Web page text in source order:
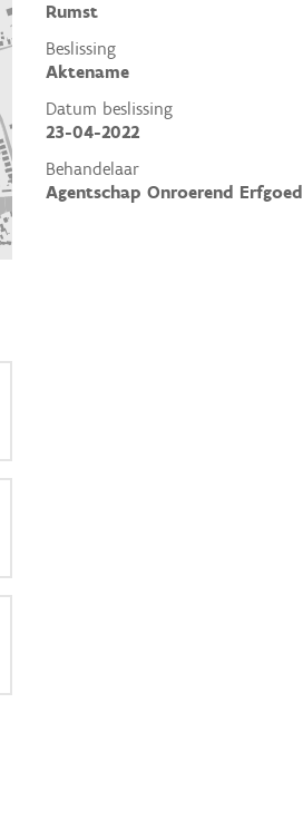
Rumst
Beslissing
Aktename
Datum beslissing
23-04-2022
Behandelaar
Agentschap Onroerend Erfgoed